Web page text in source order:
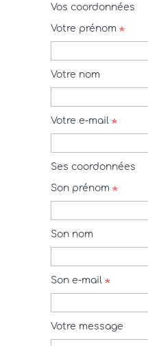
Vos coordonnées
Votre prénom
Votre nom
Votre e-mail
Ses coordonnées
Son prénom
Son nom
Son e-mail
Votre message